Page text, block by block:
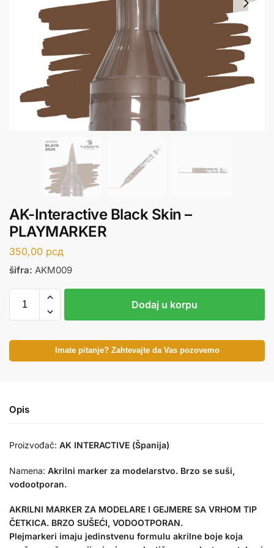
AK-Interactive Black Skin –
PLAYMARKER
350,00 рсд
šifra: AKM009
Dodaj u korpu
Imate pitanje? Zahtevajte da Vas pozovemo
Opis
Proizvođač: AK INTERACTIVE (Španija)
Namena: Akrilni marker za modelarstvo. Brzo se suši,
vodootporan.
AKRILNI MARKER ZA MODELARE I GEJMERE SA VRHOM TIP
ČETKICA. BRZO SUŠEĆI, VODOOTPORAN.
Plejmarkeri imaju jedinstvenu formulu akrilne boje koja